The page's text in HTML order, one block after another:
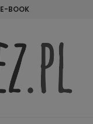
E-BOOK